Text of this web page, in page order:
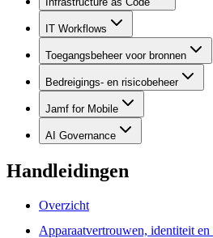
IT Workflows
Toegangsbeheer voor bronnen
Bedreigings- en risicobeheer
Jamf for Mobile
AI Governance
Handleidingen
Overzicht
Apparaatvertrouwen, identiteit en